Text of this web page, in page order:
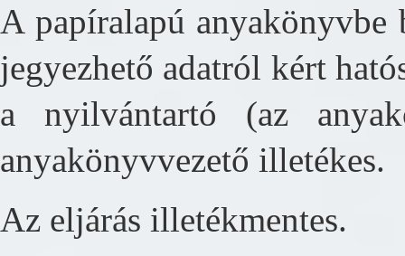
A papíralapú
jegyezhető adatról kért
a nyilvántartó (az
anyakönyvvezető illetékes.
Az eljárás illetékmentes.